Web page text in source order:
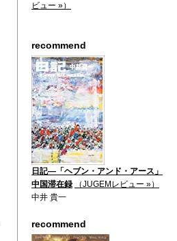
ビュー »）
recommend
日記―「ヘブン・アンド・アース」
中国滞在録
（JUGEMレビュー »）
中井 貴一
recommend